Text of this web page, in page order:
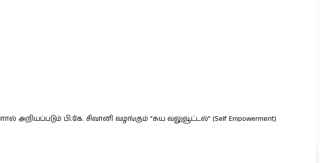
பி.கே. சிவானி வழங்கும் “சுய வலுவூட்டல்” (Self Empowerment)